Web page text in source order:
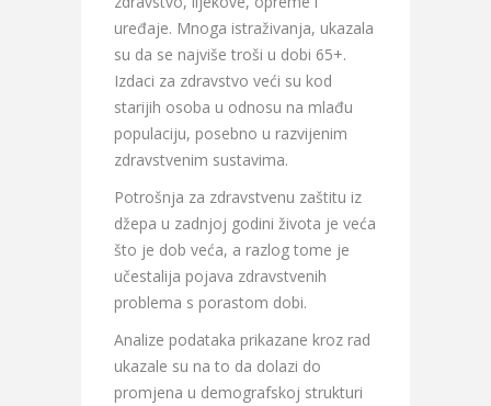
uređaje. Mnoga istraživanja, ukazala
su da se najviše troši u dobi 65+.
Izdaci za zdravstvo veći su kod
starijih osoba u odnosu na mlađu
populaciju, posebno u razvijenim
zdravstvenim sustavima.
Potrošnja za zdravstvenu zaštitu iz
džepa u zadnjoj godini života je veća
što je dob veća, a razlog tome je
učestalija pojava zdravstvenih
problema s porastom dobi.
Analize podataka prikazane kroz rad
ukazale su na to da dolazi do
promjena u demografskoj strukturi